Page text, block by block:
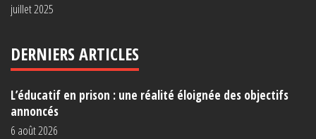
juillet 2025
DERNIERS ARTICLES
L’éducatif en prison : une réalité éloignée des objectifs
annoncés
6 août 2026